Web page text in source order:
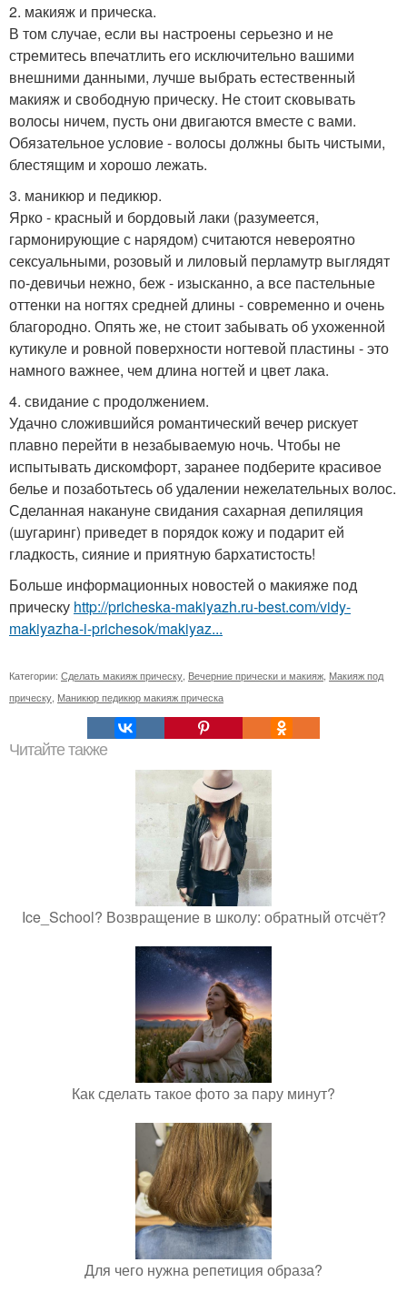
2. макияж и прическа.
В том случае, если вы настроены серьезно и не
стремитесь впечатлить его исключительно вашими
внешними данными, лучше выбрать естественный
макияж и свободную прическу. Не стоит сковывать
волосы ничем, пусть они двигаются вместе с вами.
Обязательное условие - волосы должны быть чистыми,
блестящим и хорошо лежать.
3. маникюр и педикюр.
Ярко - красный и бордовый лаки (разумеется,
гармонирующие с нарядом) считаются невероятно
сексуальными, розовый и лиловый перламутр выглядят
по-девичьи нежно, беж - изысканно, а все пастельные
оттенки на ногтях средней длины - современно и очень
благородно. Опять же, не стоит забывать об ухоженной
кутикуле и ровной поверхности ногтевой пластины - это
намного важнее, чем длина ногтей и цвет лака.
4. свидание с продолжением.
Удачно сложившийся романтический вечер рискует
плавно перейти в незабываемую ночь. Чтобы не
испытывать дискомфорт, заранее подберите красивое
белье и позаботьтесь об удалении нежелательных волос.
Сделанная накануне свидания сахарная депиляция
(шугаринг) приведет в порядок кожу и подарит ей
гладкость, сияние и приятную бархатистость!
Больше информационных новостей о макияже под
прическу http://pricheska-makiyazh.ru-best.com/vidy-
makiyazha-i-prichesok/makiyaz...
Категории: Сделать макияж прическу Вечерние прически и макияж Макияж под
прическу Маникюр педикюр макияж прическа
Читайте также
Ice_School? Возвращение в школу: обратный отсчёт?
Как сделать такое фото за пару минут?
Для чего нужна репетиция образа?